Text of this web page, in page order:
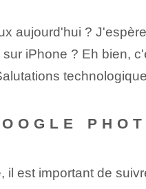
aujourd'hui ?
iPhone ? Eh bien,
est important de